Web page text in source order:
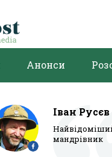
Анонси
Іван Русєв
мандрівник